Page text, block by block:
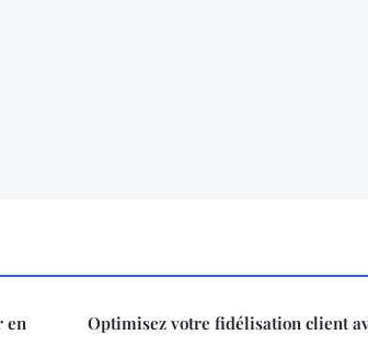
en
Optimisez votre fidélisation client